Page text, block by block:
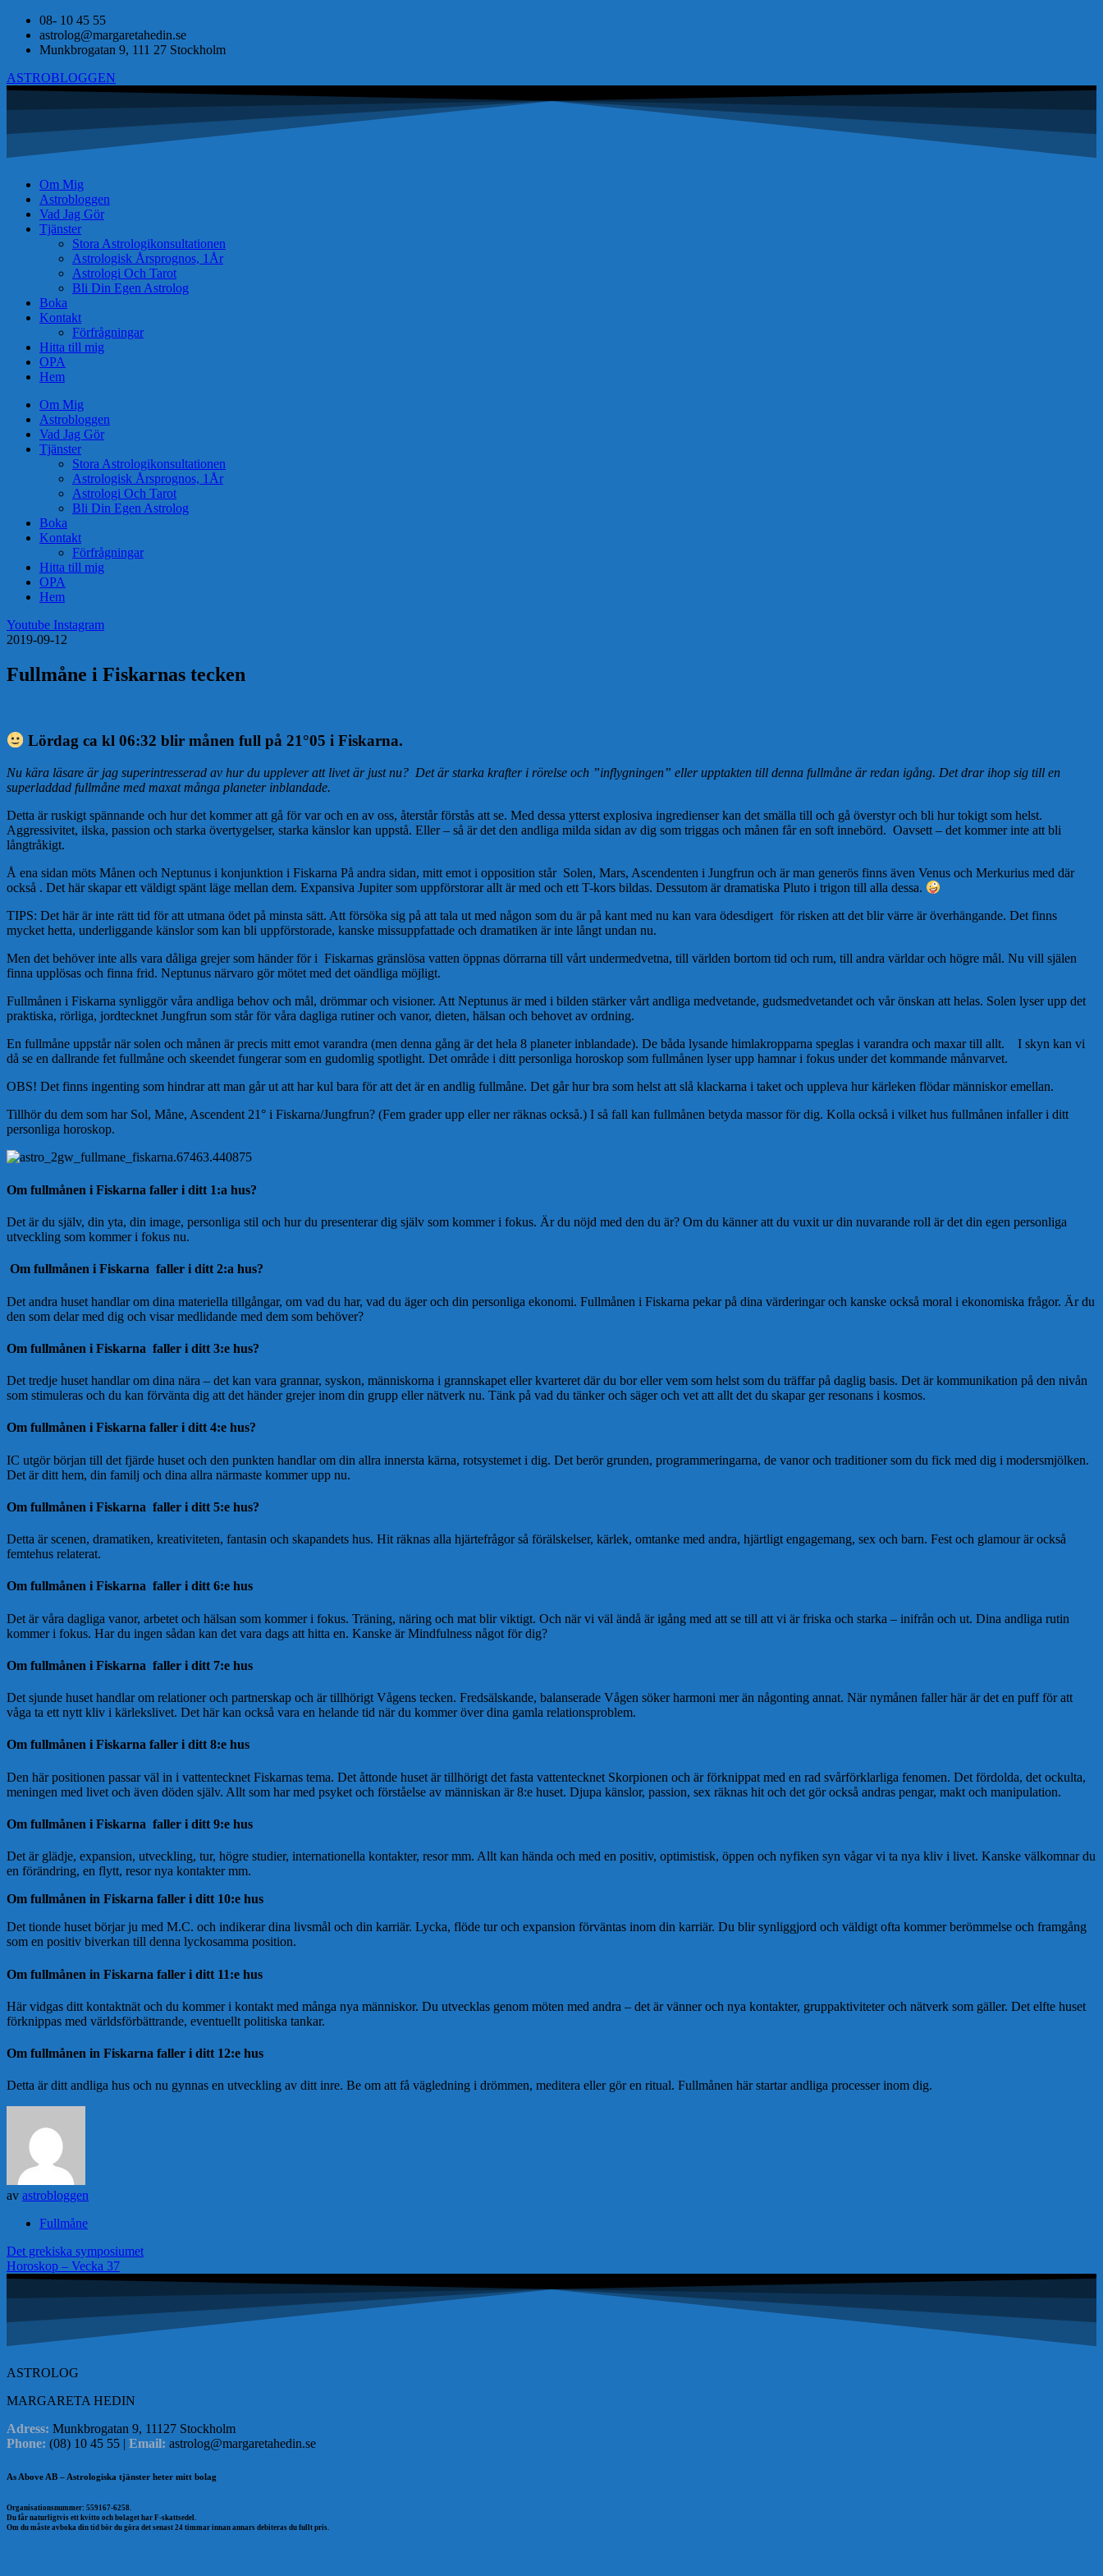
08- 10 45 55
astrolog@margaretahedin.se
Munkbrogatan 9, 111 27 Stockholm
ASTROBLOGGEN
Om Mig
Astrobloggen
Vad Jag Gör
Tjänster
Stora Astrologikonsultationen
Astrologisk Årsprognos, 1År
Astrologi Och Tarot
Bli Din Egen Astrolog
Boka
Kontakt
Förfrågningar
Hitta till mig
OPA
Hem
Om Mig
Astrobloggen
Vad Jag Gör
Tjänster
Stora Astrologikonsultationen
Astrologisk Årsprognos, 1År
Astrologi Och Tarot
Bli Din Egen Astrolog
Boka
Kontakt
Förfrågningar
Hitta till mig
OPA
Hem
Youtube Instagram
2019-09-12
Fullmåne i Fiskarnas tecken
Lördag ca kl 06:32 blir månen full på 21°05 i Fiskarna.
Nu kära läsare är jag superintresserad av hur du upplever att livet är just nu? Det är starka krafter i rörelse och ”inflygningen” eller upptakten till denna fullmåne är redan igång. Det drar ihop sig till en
superladdad fullmåne med maxat många planeter inblandade.
Detta är ruskigt spännande och hur det kommer att gå för var och en av oss, återstår förstås att se. Med dessa ytterst explosiva ingredienser kan det smälla till och gå överstyr och bli hur tokigt som helst.
Aggressivitet, ilska, passion och starka övertygelser, starka känslor kan uppstå. Eller – så är det den andliga milda sidan av dig som triggas och månen får en soft innebörd. Oavsett – det kommer inte att bli
långtråkigt.
Å ena sidan möts Månen och Neptunus i konjunktion i Fiskarna På andra sidan, mitt emot i opposition står Solen, Mars, Ascendenten i Jungfrun och är man generös finns även Venus och Merkurius med där
också . Det här skapar ett väldigt spänt läge mellan dem. Expansiva Jupiter som uppförstorar allt är med och ett T-kors bildas. Dessutom är dramatiska Pluto i trigon till alla dessa.
TIPS: Det här är inte rätt tid för att utmana ödet på minsta sätt. Att försöka sig på att tala ut med någon som du är på kant med nu kan vara ödesdigert för risken att det blir värre är överhängande. Det finns
mycket hetta, underliggande känslor som kan bli uppförstorade, kanske missuppfattade och dramatiken är inte långt undan nu.
Men det behöver inte alls vara dåliga grejer som händer för i Fiskarnas gränslösa vatten öppnas dörrarna till vårt undermedvetna, till världen bortom tid och rum, till andra världar och högre mål. Nu vill själen
finna upplösas och finna frid. Neptunus närvaro gör mötet med det oändliga möjligt.
Fullmånen i Fiskarna synliggör våra andliga behov och mål, drömmar och visioner. Att Neptunus är med i bilden stärker vårt andliga medvetande, gudsmedvetandet och vår önskan att helas. Solen lyser upp det
praktiska, rörliga, jordtecknet Jungfrun som står för våra dagliga rutiner och vanor, dieten, hälsan och behovet av ordning.
En fullmåne uppstår när solen och månen är precis mitt emot varandra (men denna gång är det hela 8 planeter inblandade). De båda lysande himlakropparna speglas i varandra och maxar till allt. I skyn kan vi
då se en dallrande fet fullmåne och skeendet fungerar som en gudomlig spotlight. Det område i ditt personliga horoskop som fullmånen lyser upp hamnar i fokus under det kommande månvarvet.
OBS! Det finns ingenting som hindrar att man går ut att har kul bara för att det är en andlig fullmåne. Det går hur bra som helst att slå klackarna i taket och uppleva hur kärleken flödar människor emellan.
Tillhör du dem som har Sol, Måne, Ascendent 21° i Fiskarna/Jungfrun? (Fem grader upp eller ner räknas också.) I så fall kan fullmånen betyda massor för dig. Kolla också i vilket hus fullmånen infaller i ditt
personliga horoskop.
Om fullmånen i Fiskarna faller i ditt 1:a hus?
Det är du själv, din yta, din image, personliga stil och hur du presenterar dig själv som kommer i fokus. Är du nöjd med den du är? Om du känner att du vuxit ur din nuvarande roll är det din egen personliga
utveckling som kommer i fokus nu.
Om fullmånen i Fiskarna faller i ditt 2:a hus?
Det andra huset handlar om dina materiella tillgångar, om vad du har, vad du äger och din personliga ekonomi. Fullmånen i Fiskarna pekar på dina värderingar och kanske också moral i ekonomiska frågor. Är du
den som delar med dig och visar medlidande med dem som behöver?
Om fullmånen i Fiskarna faller i ditt 3:e hus?
Det tredje huset handlar om dina nära – det kan vara grannar, syskon, människorna i grannskapet eller kvarteret där du bor eller vem som helst som du träffar på daglig basis. Det är kommunikation på den nivån
som stimuleras och du kan förvänta dig att det händer grejer inom din grupp eller nätverk nu. Tänk på vad du tänker och säger och vet att allt det du skapar ger resonans i kosmos.
Om fullmånen i Fiskarna faller i ditt 4:e hus?
IC utgör början till det fjärde huset och den punkten handlar om din allra innersta kärna, rotsystemet i dig. Det berör grunden, programmeringarna, de vanor och traditioner som du fick med dig i modersmjölken.
Det är ditt hem, din familj och dina allra närmaste kommer upp nu.
Om fullmånen i Fiskarna faller i ditt 5:e hus?
Detta är scenen, dramatiken, kreativiteten, fantasin och skapandets hus. Hit räknas alla hjärtefrågor så förälskelser, kärlek, omtanke med andra, hjärtligt engagemang, sex och barn. Fest och glamour är också
femtehus relaterat.
Om fullmånen i Fiskarna faller i ditt 6:e hus
Det är våra dagliga vanor, arbetet och hälsan som kommer i fokus. Träning, näring och mat blir viktigt. Och när vi väl ändå är igång med att se till att vi är friska och starka – inifrån och ut. Dina andliga rutin
kommer i fokus. Har du ingen sådan kan det vara dags att hitta en. Kanske är Mindfulness något för dig?
Om fullmånen i Fiskarna faller i ditt 7:e hus
Det sjunde huset handlar om relationer och partnerskap och är tillhörigt Vågens tecken. Fredsälskande, balanserade Vågen söker harmoni mer än någonting annat. När nymånen faller här är det en puff för att
våga ta ett nytt kliv i kärlekslivet. Det här kan också vara en helande tid när du kommer över dina gamla relationsproblem.
Om fullmånen i Fiskarna faller i ditt 8:e hus
Den här positionen passar väl in i vattentecknet Fiskarnas tema. Det åttonde huset är tillhörigt det fasta vattentecknet Skorpionen och är förknippat med en rad svårförklarliga fenomen. Det fördolda, det ockulta,
meningen med livet och även döden själv. Allt som har med psyket och förståelse av människan är 8:e huset. Djupa känslor, passion, sex räknas hit och det gör också andras pengar, makt och manipulation.
Om fullmånen i Fiskarna faller i ditt 9:e hus
Det är glädje, expansion, utveckling, tur, högre studier, internationella kontakter, resor mm. Allt kan hända och med en positiv, optimistisk, öppen och nyfiken syn vågar vi ta nya kliv i livet. Kanske välkomnar du
en förändring, en flytt, resor nya kontakter mm.
Om fullmånen in Fiskarna faller i ditt 10:e hus
Det tionde huset börjar ju med M.C. och indikerar dina livsmål och din karriär. Lycka, flöde tur och expansion förväntas inom din karriär. Du blir synliggjord och väldigt ofta kommer berömmelse och framgång
som en positiv biverkan till denna lyckosamma position.
Om fullmånen in Fiskarna faller i ditt 11:e hus
Här vidgas ditt kontaktnät och du kommer i kontakt med många nya människor. Du utvecklas genom möten med andra – det är vänner och nya kontakter, gruppaktiviteter och nätverk som gäller. Det elfte huset
förknippas med världsförbättrande, eventuellt politiska tankar.
Om fullmånen in Fiskarna faller i ditt 12:e hus
Detta är ditt andliga hus och nu gynnas en utveckling av ditt inre. Be om att få vägledning i drömmen, meditera eller gör en ritual. Fullmånen här startar andliga processer inom dig.
av astrobloggen
Fullmåne
Inläggsnavigering
Det grekiska symposiumet
Horoskop – Vecka 37
ASTROLOG
MARGARETA HEDIN
Adress: Munkbrogatan 9, 11127 Stockholm
Phone: (08) 10 45 55 | Email: astrolog@margaretahedin.se
As Above AB – Astrologiska tjänster heter mitt bolag
Organisationsnummer: 559167-6258.
Du får naturligtvis ett kvitto och bolaget har F-skattsedel.
Om du måste avboka din tid bör du göra det senast 24 timmar innan annars debiteras du fullt pris.